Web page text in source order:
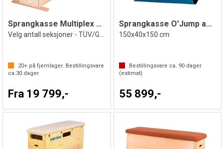
Sprangkasse Multiplex 6 delt
20+ på fjernlager. Bestillingsvare
ca.30 dager
Fra 19 799,-
Sprangkasse O'Jump av skum 3-delt
150x40x150 cm
Bestillingsvare ca. 90dager
(estimat)
55 899,-